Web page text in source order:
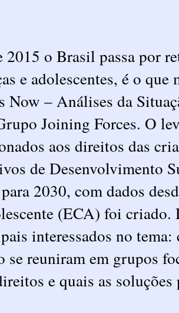
2015 o Brasil passa por
e adolescentes, é o
Now – Análises da
Joining Forces. O
aos direitos das
de Desenvolvimento
2030, com dados
(ECA) foi criado.
interessados no
se reuniram em grupos
e quais as